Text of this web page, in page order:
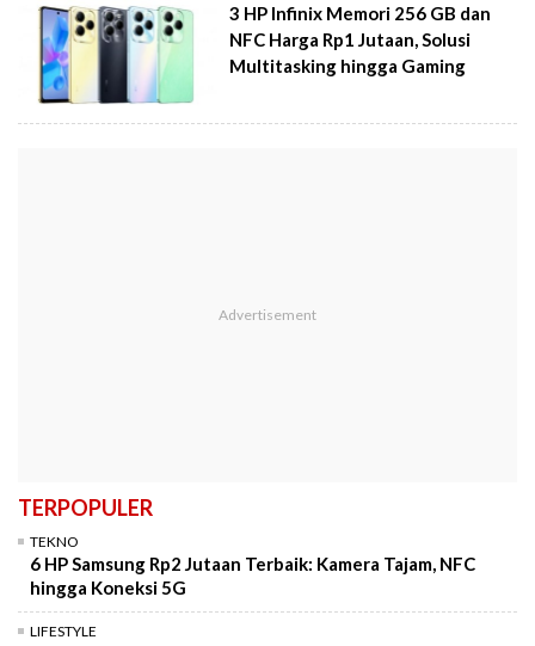
3 HP Infinix Memori 256 GB dan
NFC Harga Rp1 Jutaan, Solusi
Multitasking hingga Gaming
TERPOPULER
TEKNO
6 HP Samsung Rp2 Jutaan Terbaik: Kamera Tajam, NFC
hingga Koneksi 5G
LIFESTYLE